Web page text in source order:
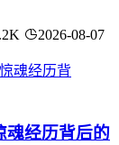
2026-08-07
魂经历背后的